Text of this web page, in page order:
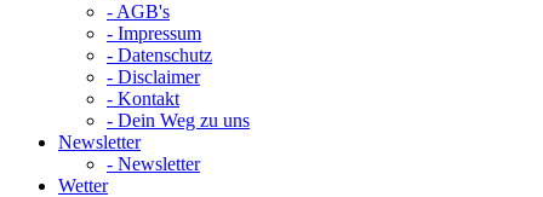
- AGB's
- Impressum
- Datenschutz
- Disclaimer
- Kontakt
- Dein Weg zu uns
Newsletter
- Newsletter
Wetter